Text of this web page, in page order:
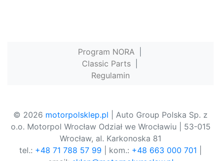
Program NORA
Classic Parts
Regulamin
© 2026 motorpolsklep.pl | Auto Group Polska Sp. z
o.o. Motorpol Wrocław Odział we Wrocławiu | 53-015
Wrocław, al. Karkonoska 81
tel.: +48 71 788 57 99 | kom.: +48 663 000 701